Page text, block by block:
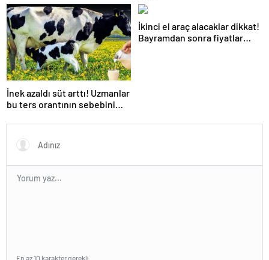
İnek azaldı süt arttı! Uzmanlar
bu ters orantının sebebini
İkinci el araç alacaklar dikkat!
Bayramdan sonra fiyatlar